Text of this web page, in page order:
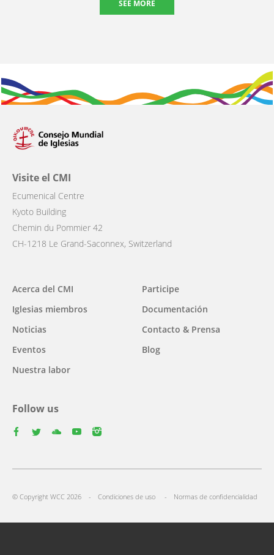
SEE MORE
Visite el CMI
Ecumenical Centre
Kyoto Building
Chemin du Pommier 42
CH-1218 Le Grand-Saconnex, Switzerland
Main
navigation
Acerca del CMI
Iglesias miembros
Noticias
Eventos
Nuestra labor
Participe
Documentación
Contacto & Prensa
Blog
Follow us
language
© Copyright WCC 2026 Condiciones de uso Normas de confidencialidad